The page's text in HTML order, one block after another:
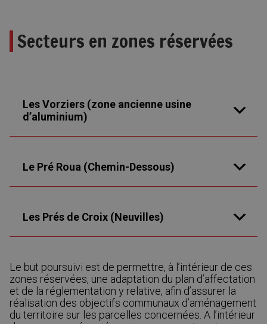
Secteurs en zones réservées
Les Vorziers (zone ancienne usine
d’aluminium)
Le Pré Roua (Chemin-Dessous)
Les Prés de Croix (Neuvilles)
Le but poursuivi est de permettre, à l’intérieur de ces
zones réservées, une adaptation du plan d’affectation
et de la réglementation y relative, afin d’assurer la
réalisation des objectifs communaux d’aménagement
du territoire sur les parcelles concernées. A l’intérieur